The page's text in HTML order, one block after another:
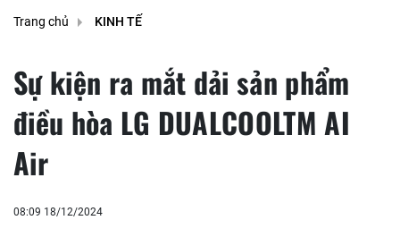
Trang chủ KINH TẾ
Sự kiện ra mắt dải sản phẩm
điều hòa LG DUALCOOLTM AI
Air
08:09 18/12/2024